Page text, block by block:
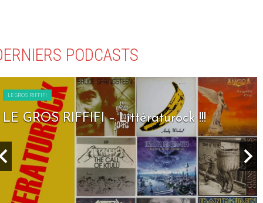
PODCASTS
LE GROS RIFFIFI
LE GROS RIFFIFI – Littératurock !!!